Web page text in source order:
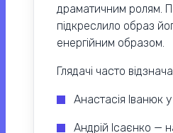
драматичним ролям.
підкреслило образ
енергійним образом.
Глядачі часто
Анастасія Іванюк у
Андрій Ісаєнко —